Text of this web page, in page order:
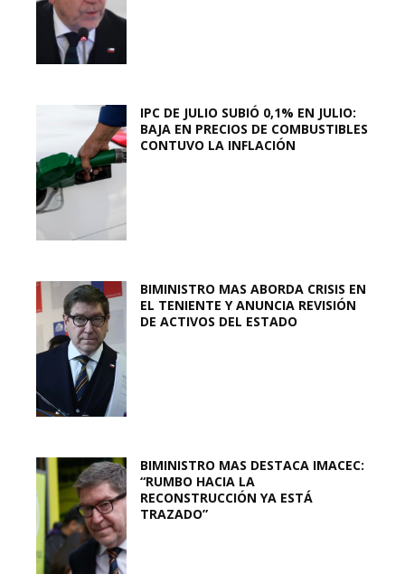
IPC DE JULIO SUBIÓ 0,1% EN JULIO:
BAJA EN PRECIOS DE COMBUSTIBLES
CONTUVO LA INFLACIÓN
BIMINISTRO MAS ABORDA CRISIS EN
EL TENIENTE Y ANUNCIA REVISIÓN
DE ACTIVOS DEL ESTADO
BIMINISTRO MAS DESTACA IMACEC:
“RUMBO HACIA LA
RECONSTRUCCIÓN YA ESTÁ
TRAZADO”